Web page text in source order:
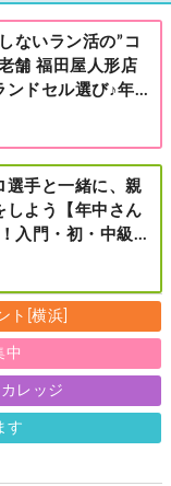
ないラン活の”コ
舗 福田屋人形店
ンドセル選び♪年
ァミリー溝口店］
選手と一緒に、親
しよう【年中さん
入門・初・中級の
ト[横浜]
中
レッジ
す